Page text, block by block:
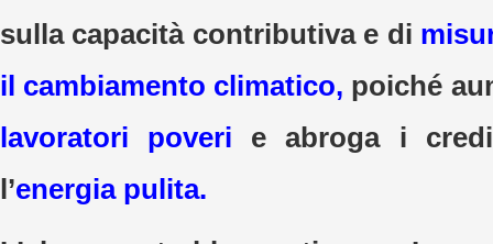
sulla capacità contributiva e di
il cambiamento climatico, poiché
lavoratori poveri e abroga i
l’energia pulita.